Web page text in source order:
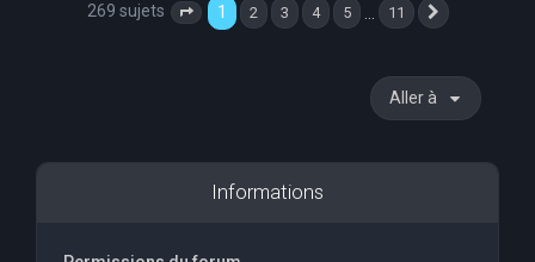
269 sujets Page 1 sur11
1 2 3 4 5 11
Aller à
Informations